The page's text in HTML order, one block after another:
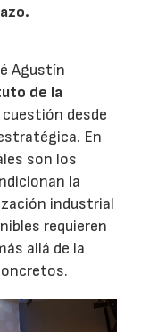
Agustín
de la
desde
En
son los
la
industrial
requieren
allá de la